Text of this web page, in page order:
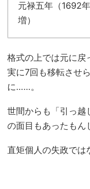
元禄五年（1692
増）
格式の上では元に戻
実に7回も移転させ
に……。
世間からも「引っ越
の面目もあったもん
直矩個人の失政では